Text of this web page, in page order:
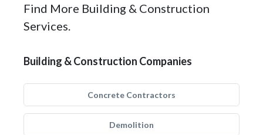
Find More Building & Construction
Services.
Building & Construction Companies
Concrete Contractors
Demolition